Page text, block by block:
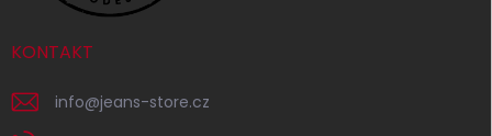
KONTAKT
info@jeans-store.cz